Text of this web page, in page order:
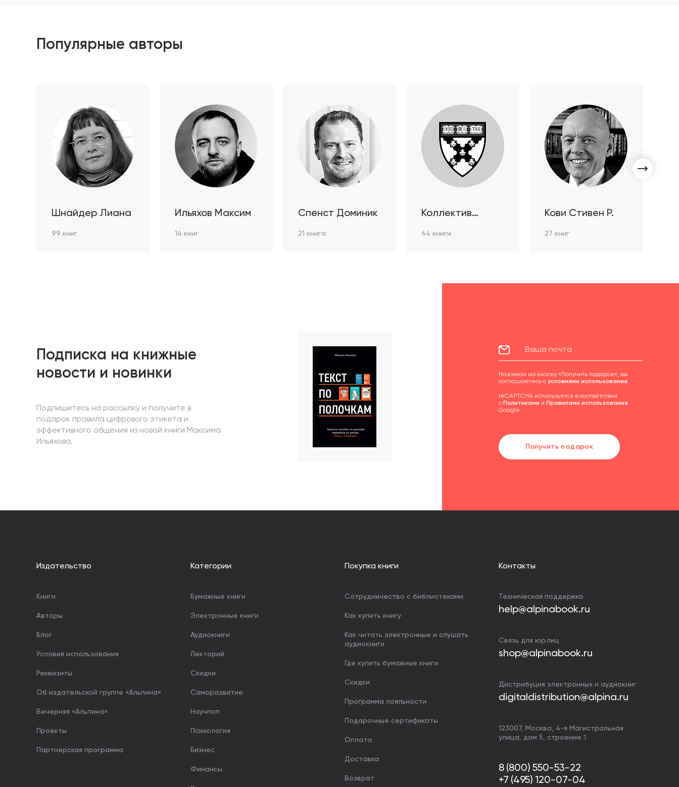
Популярные авторы
Шнайдер Лиана
99 книг
Ильяхов Максим
14 книг
Спенст Доминик
21 книга
Коллектив
64 книги
Кови Стивен Р.
27 книг
Подписка на книжные
новости и новинки
Подпишитесь на рассылку и получите в
подарок правила цифрового этикета и
эффективного общения из новой книги Максима
Ильяхова.
Нажимая на кнопку «Получить подарок», вы
соглашаетесь с условиями использования.
reCAPTCHA используется в соответствии
с Политиками и Правилами использования
Google.
Получить подарок
Издательство
Книги
Авторы
Блог
Условия использования
Реквизиты
Об издательской группе «Альпина»
Вечерняя «Альпина»
Проекты
Партнерская программа
Категории
Бумажные книги
Электронные книги
Аудиокниги
Лекторий
Скидки
Саморазвитие
Научпоп
Психология
Бизнес
Финансы
Покупка книги
Сотрудничество с библиотеками
Как купить книгу
Как читать электронные и слушать
аудиокниги
Где купить бумажные книги
Скидки
Программа лояльности
Подарочные сертификаты
Оплата
Доставка
Возврат
Контакты
Техническая поддержка
help@alpinabook.ru
Связь для юр.лиц
shop@alpinabook.ru
Дистрибуция электронных и аудиокниг
digitaldistribution@alpina.ru
123007, Москва, 4-я Магистральная
улица, дом 5, строение 1
8 (800) 550-53-22
+7 (495) 120-07-04